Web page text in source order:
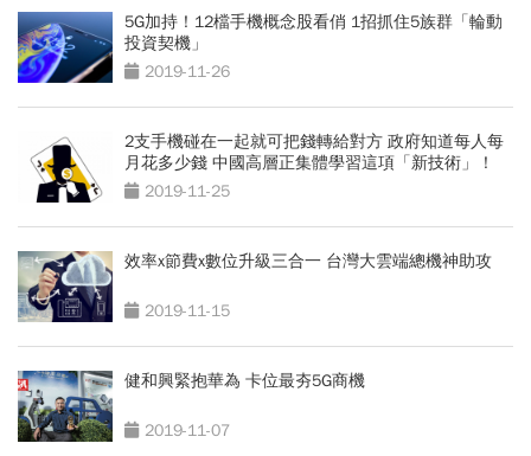
5G加持！12檔手機概念股看俏 1招抓住5族群「輪動
投資契機」
2019-11-26
2支手機碰在一起就可把錢轉給對方 政府知道每人每
月花多少錢 中國高層正集體學習這項「新技術」！
2019-11-25
效率x節費x數位升級三合一 台灣大雲端總機神助攻
2019-11-15
健和興緊抱華為 卡位最夯5G商機
2019-11-07